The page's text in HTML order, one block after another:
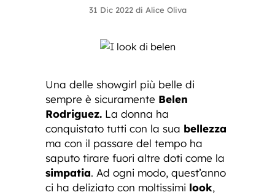
31 Dic 2022 di Alice Oliva
Una delle showgirl più belle di
sempre è sicuramente Belen
Rodriguez. La donna ha
conquistato tutti con la sua bellezza
ma con il passare del tempo ha
saputo tirare fuori altre doti come la
simpatia. Ad ogni modo, quest’anno
ci ha deliziato con moltissimi look,